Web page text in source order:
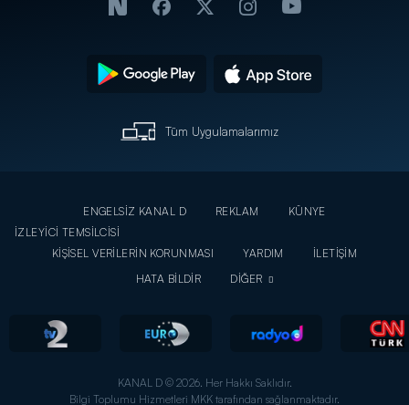
Tüm Uygulamalarımız
ENGELSİZ KANAL D REKLAM
KÜNYE
İZLEYİCİ TEMSİLCİSİ
KİŞİSEL VERİLERİN KORUNMASI
YARDIM
İLETİŞİM
HATA BİLDİR
DİĞER
KANAL D © 2026. Her Hakkı Saklıdır.
Bilgi Toplumu Hizmetleri MKK tarafından sağlanmaktadır.